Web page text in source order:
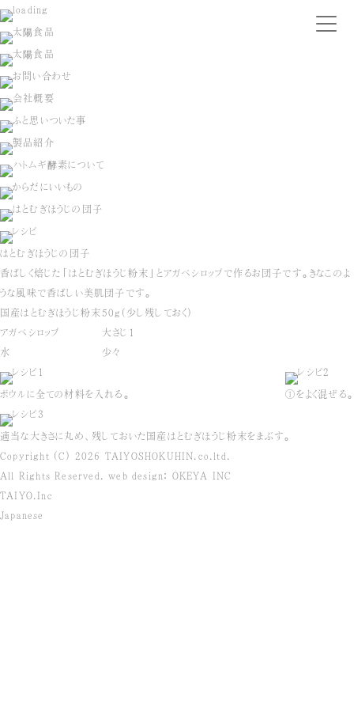
はとむぎほうじの団子
香ばしく焙じた「はとむぎほうじ粉末」とアガベシロップで作るお団子です。きなこのよ
うな風味で香ばしい美肌団子です。
国産はとむぎほうじ粉末 50g(少し残しておく)
アガベシロップ 大さじ1
水 少々
ボウルに全ての材料を入れる。 ①をよく混ぜる。
適当な大きさに丸め、残しておいた国産はとむぎほうじ粉末をまぶす。
Copyright (C) 2026 TAIYOSHOKUHIN.co.ltd.
All Rights Reserved. web design: OKEYA INC
TAIYO.Inc
Japanese